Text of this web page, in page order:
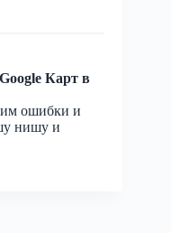
Карт в
ошибки и
нишу и